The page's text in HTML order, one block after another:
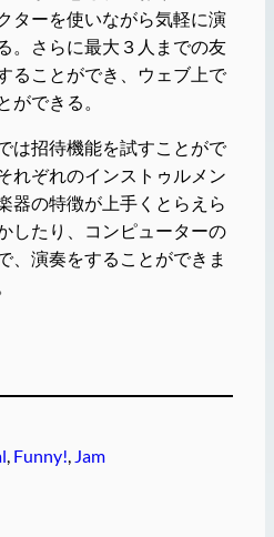
ターを使いながら気軽に演
。さらに最大３人までの友
ることができ、ウェブ上で
ができる。
は招待機能を試すことがで
れぞれのインストゥルメン
器の特徴が上手くとらえら
したり、コンピューターの
、演奏をすることができま
, Funny!, Jam